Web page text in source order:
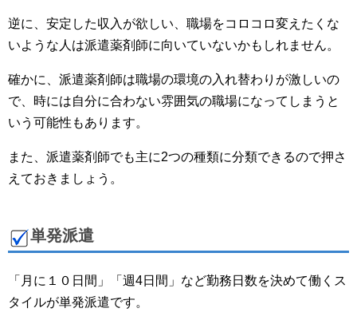
逆に、安定した収入が欲しい、職場をコロコロ変えたくな
いような人は派遣薬剤師に向いていないかもしれません。
確かに、派遣薬剤師は職場の環境の入れ替わりが激しいの
で、時には自分に合わない雰囲気の職場になってしまうと
いう可能性もあります。
また、派遣薬剤師でも主に2つの種類に分類できるので押さ
えておきましょう。
単発派遣
「月に１０日間」「週4日間」など勤務日数を決めて働くス
タイルが単発派遣です。